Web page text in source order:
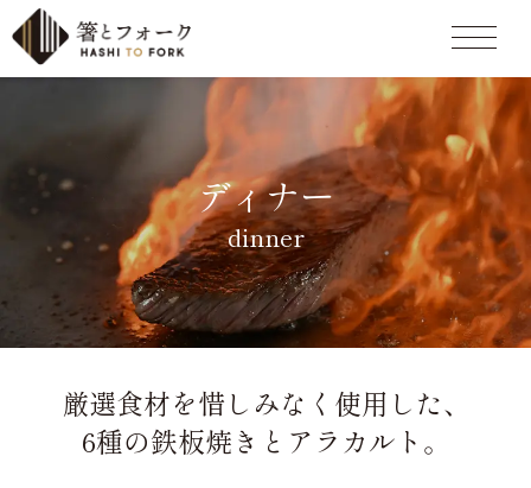
ディナー
dinner
厳選食材を惜しみなく使用した、
6種の鉄板焼きとアラカルト。